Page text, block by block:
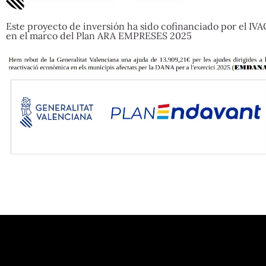
Este proyecto de inversión ha sido cofinanciado por el
en el marco del Plan ARA EMPRESES 2025